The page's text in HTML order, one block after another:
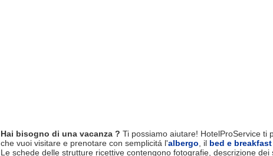
Hai bisogno di una vacanza ? Ti possiamo aiutare! HotelProService ti
che vuoi visitare e prenotare con semplicitá l'albergo , il bed e breakfast
Le schede delle strutture ricettive contengono fotografie, descrizione dei